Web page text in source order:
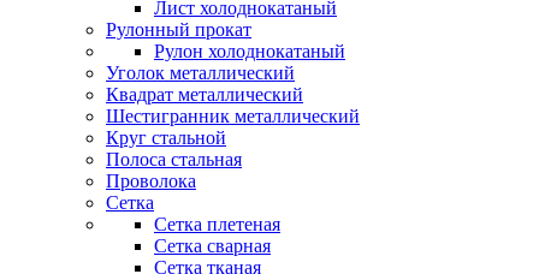
Лист холоднокатаный
Рулонный прокат
Рулон холоднокатаный
Уголок металлический
Квадрат металлический
Шестигранник металлический
Круг стальной
Полоса стальная
Проволока
Сетка
Сетка плетеная
Сетка сварная
Сетка тканая